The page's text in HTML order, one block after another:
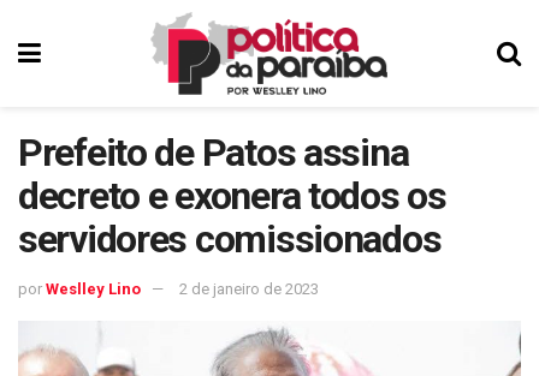
Prefeito de Patos assina
decreto e exonera todos os
servidores comissionados
por Weslley Lino 2 de janeiro de 2023